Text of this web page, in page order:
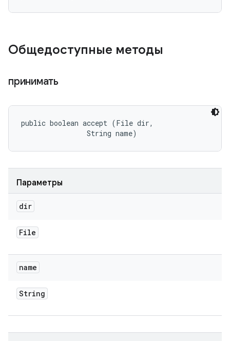
Общедоступные методы
принимать
public boolean accept (File dir,
                String name)
Параметры
dir
File
name
String